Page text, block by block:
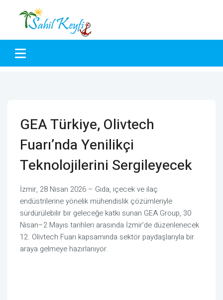
GEA Türkiye, Olivtech
Fuarı’nda Yenilikçi
Teknolojilerini Sergileyecek
İzmir, 28 Nisan 2026 – Gıda, içecek ve ilaç
endüstrilerine yönelik mühendislik çözümleriyle
sürdürülebilir bir geleceğe katkı sunan GEA Group, 30
Nisan–2 Mayıs tarihleri arasında İzmir’de düzenlenecek
12. Olivtech Fuarı kapsamında sektör paydaşlarıyla bir
araya gelmeye hazırlanıyor.